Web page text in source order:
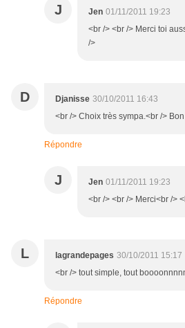
J Jen 01/11/2011 19:23
<br /> <br /> Merci toi
/>
D Djanisse 30/10/2011 16:43
<br /> Choix très sympa.<br />
Répondre
J Jen 01/11/2011 19:23
<br /> <br /> Merci<br />
L lagrandepages 30/10/2011 15:17
<br /> tout simple, tout
Répondre